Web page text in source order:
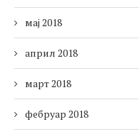
мај 2018
април 2018
март 2018
фебруар 2018